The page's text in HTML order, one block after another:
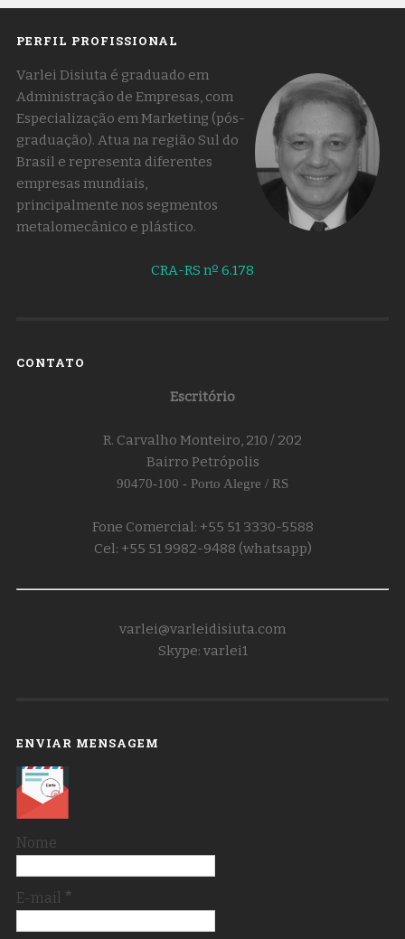
PERFIL PROFISSIONAL
Varlei Disiuta é graduado em
Administração de Empresas, com
Especialização em Marketing (pós-
graduação). Atua na região Sul do
Brasil e representa diferentes
empresas mundiais,
principalmente nos segmentos
metalomecânico e plástico.
CRA-RS nº 6.178
CONTATO
Escritório
R. Carvalho Monteiro, 210 / 202
Bairro Petrópolis
90470-100 - Porto Alegre / RS
Fone Comercial: +55 51 3330-5588
Cel: +55 51 9982-9488 (whatsapp)
varlei@varleidisiuta.com
Skype: varlei1
ENVIAR MENSAGEM
Nome
E-mail *